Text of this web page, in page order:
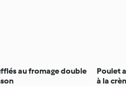
au fromage double
Poulet
à la